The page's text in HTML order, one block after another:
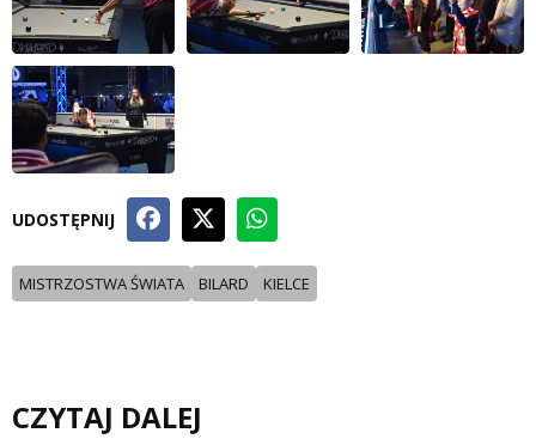
UDOSTĘPNIJ
MISTRZOSTWA ŚWIATA BILARD KIELCE
CZYTAJ DALEJ